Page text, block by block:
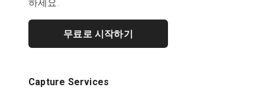
하세요.
무료로 시작하기
Capture Services